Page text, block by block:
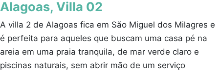
Alagoas, Villa 02
A villa 2 de Alagoas fica em São Miguel dos Milagres e
é perfeita para aqueles que buscam uma casa pé na
areia em uma praia tranquila, de mar verde claro e
piscinas naturais, sem abrir mão de um serviço